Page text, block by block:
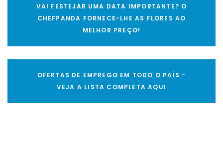
VAI FESTEJAR UMA DATA IMPORTANTE? O
CHEFPANDA FORNECE-LHE AS FLORES AO
MELHOR PREÇO!
OFERTAS DE EMPREGO EM TODO O PAÍS -
VEJA A LISTA COMPLETA AQUI